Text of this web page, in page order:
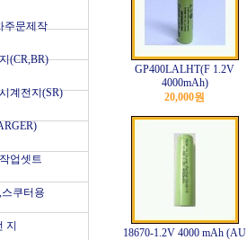
주문제작
(CR,BR)
계전지(SR)
업셋트
쿠터용
지
GP400LALHT(F 1.2V
4000mAh)
20,000원
18670-1.2V 4000 mAh (AU